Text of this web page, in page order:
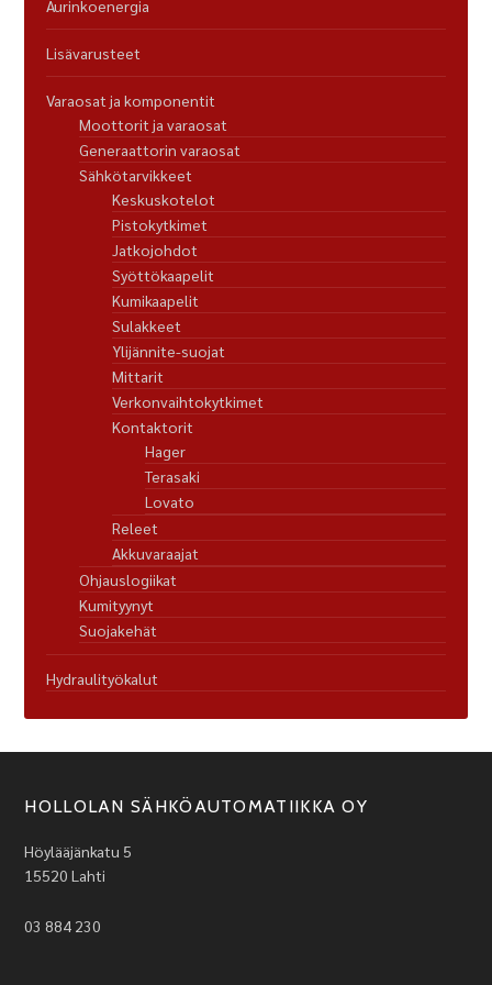
Aurinkoenergia
Lisävarusteet
Varaosat ja komponentit
Moottorit ja varaosat
Generaattorin varaosat
Sähkötarvikkeet
Keskuskotelot
Pistokytkimet
Jatkojohdot
Syöttökaapelit
Kumikaapelit
Sulakkeet
Ylijännite-suojat
Mittarit
Verkonvaihtokytkimet
Kontaktorit
Hager
Terasaki
Lovato
Releet
Akkuvaraajat
Ohjauslogiikat
Kumityynyt
Suojakehät
Hydraulityökalut
HOLLOLAN SÄHKÖAUTOMATIIKKA OY
Höylääjänkatu 5
15520 Lahti
03 884 230